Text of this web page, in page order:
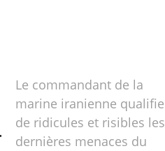
Le commandant de la
marine iranienne qualifie
de ridicules et risibles les
dernières menaces du